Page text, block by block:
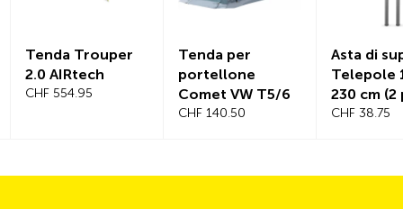
Tenda Trouper
2.0 AIRtech
CHF 554.95
Tenda per
portellone
Comet VW T5/6
CHF 140.50
Asta di
Telepole
230 cm (2
CHF 38.75